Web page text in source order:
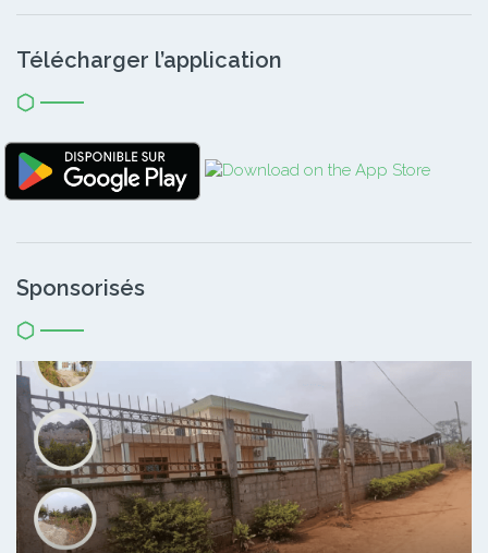
Télécharger l’application
Sponsorisés